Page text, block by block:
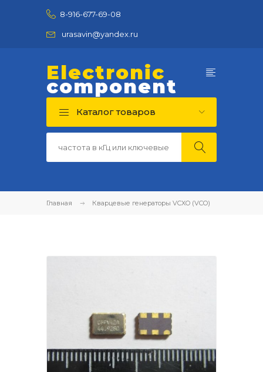
8-916-677-69-08
urasavin@yandex.ru
Electronic
component
Каталог товаров
Главная Кварцевые генераторы VCXO (VCO)